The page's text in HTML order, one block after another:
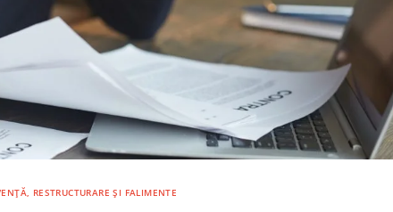
RESTRUCTURARE ȘI FALIMENTE